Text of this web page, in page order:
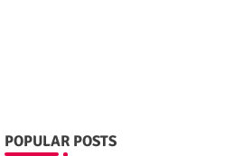
POPULAR POSTS